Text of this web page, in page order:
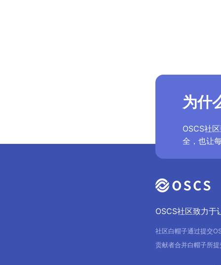
为什
OSCS社
全，也让
OSCS社区致力于
社区白帽子通过提交
贡献者合并白帽子所